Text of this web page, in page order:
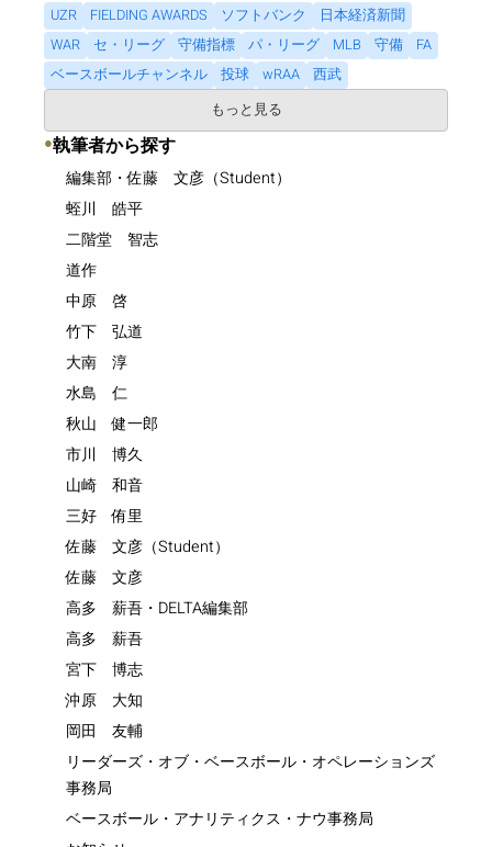
UZR FIELDING AWARDS ソフトバンク
日本経済新聞
WAR
セ・リーグ 守備指標 パ・リーグ MLB 守備
FA
ベースボールチャンネル
投球 wRAA
西武
もっと見る
●執筆者から探す
編集部・佐藤 文彦（Student）
蛭川 皓平
二階堂 智志
道作
中原 啓
竹下 弘道
大南 淳
水島 仁
秋山 健一郎
市川 博久
山崎 和音
三好 侑里
佐藤 文彦（Student）
佐藤 文彦
高多 薪吾・DELTA編集部
高多 薪吾
宮下 博志
沖原 大知
岡田 友輔
リーダーズ・オブ・ベースボール・オペレーションズ
事務局
ベースボール・アナリティクス・ナウ事務局